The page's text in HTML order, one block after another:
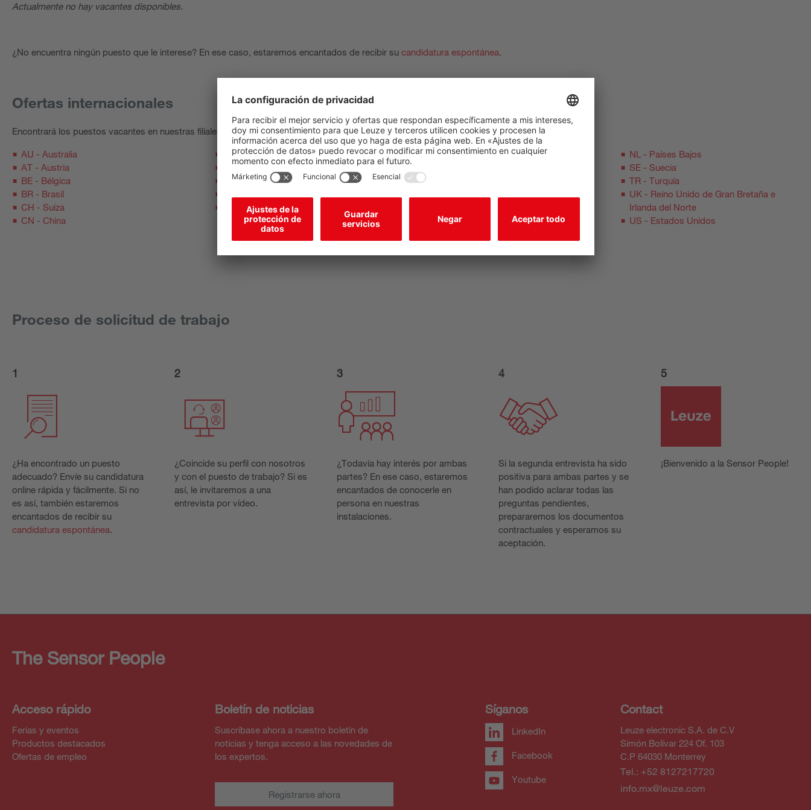
Actualmente no hay vacantes disponibles.
¿No encuentra ningún puesto que le interese? En ese caso, estaremos encantados de recibir su candidatura espontánea.
Ofertas internacionales
Encontrará los puestos vacantes en nuestras filiales en cada página del país:
AU - Australia
AT - Austria
BE - Bélgica
BR - Brasil
CH - Suiza
CN - China
CZ - República Checa
DK - Dinamarca
DE - Alemania
FR - Francia
IN - India
NL - Países Bajos
SE - Suecia
TR - Turquía
UK - Reino Unido de Gran Bretaña e
Irlanda del Norte
US - Estados Unidos
Proceso de solicitud de trabajo
1
¿Ha encontrado un puesto
adecuado? Envíe su candidatura
online rápida y fácilmente. Si no
es así, también estaremos
encantados de recibir su
candidatura espontánea.
2
¿Coincide su perfil con nosotros
y con el puesto de trabajo? Si es
así, le invitaremos a una
entrevista por vídeo.
3
¿Todavía hay interés por ambas
partes? En ese caso, estaremos
encantados de conocerle en
persona en nuestras
instalaciones.
4
Si la segunda entrevista ha sido
positiva para ambas partes y se
han podido aclarar todas las
preguntas pendientes,
prepararemos los documentos
contractuales y esperamos su
aceptación.
5
¡Bienvenido a la Sensor People!
The Sensor People
Acceso rápido
Ferias y eventos
Productos destacados
Ofertas de empleo
Boletín de noticias
Suscríbase ahora a nuestro boletín de
noticias y tenga acceso a las novedades de
los expertos.
Registrarse ahora
Síganos
LinkedIn
Facebook
Youtube
Contact
Leuze electronic S.A. de C.V
Simón Bolívar 224 Of. 103
C.P 64030 Monterrey
Tel.: +52 8127217720
info.mx@leuze.com